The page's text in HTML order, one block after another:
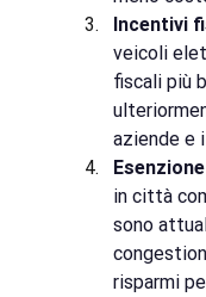
Incentivi
veicoli
fiscali più
aziende e
in città
sono
risparmi